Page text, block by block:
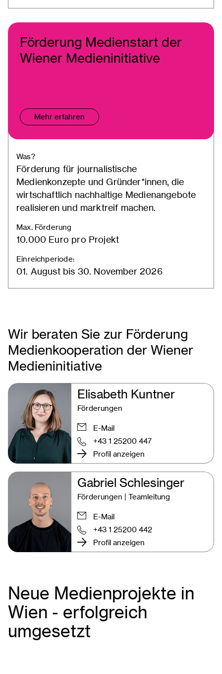
Förderung Medienstart der
Wiener Medieninitiative
Mehr erfahren
Was?
Förderung für journalistische
Medienkonzepte und Gründer*innen, die
wirtschaftlich nachhaltige Medienangebote
realisieren und marktreif machen.
Max. Förderung
10.000 Euro pro Projekt
Einreichperiode:
01. August bis 30. November 2026
Wir beraten Sie zur Förderung
Medienkooperation der Wiener
Medieninitiative
Elisabeth Kuntner
Förderungen
E-Mail
+43 1 25200 447
Profil anzeigen
Gabriel Schlesinger
Förderungen | Teamleitung
E-Mail
+43 1 25200 442
Profil anzeigen
Neue Medienprojekte in
Wien - erfolgreich
umgesetzt